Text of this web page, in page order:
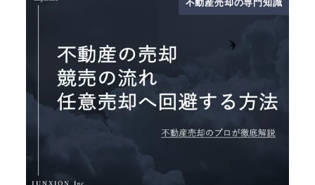
不動産売却の専門知識